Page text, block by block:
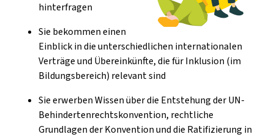
hinterfragen
Sie bekommen einen
Einblick in die unterschiedlichen internationalen
Verträge und Übereinkünfte, die für Inklusion (im
Bildungsbereich) relevant sind
Sie erwerben Wissen über die Entstehung der UN-
Behindertenrechtskonvention, rechtliche
Grundlagen der Konvention und die Ratifizierung in